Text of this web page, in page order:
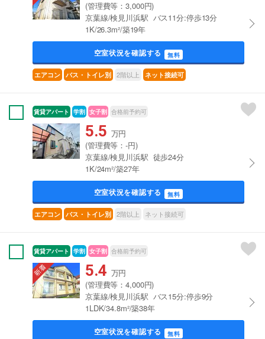
(管理費等：3,000円)
京葉線/検見川浜駅 バス11分:停歩13分
1K/26.3m²/築19年
空室状況を確認する 無料
エアコン バス・トイレ別 2階以上 ネット接続可
賃貸アパート 学割 女子割 合格前予約可
5.5 万円
(管理費等：-円)
京葉線/検見川浜駅 徒歩24分
1K/24m²/築27年
空室状況を確認する 無料
エアコン バス・トイレ別 2階以上 ネット接続可
賃貸アパート 学割 女子割 合格前予約可
5.4 万円
(管理費等：4,000円)
京葉線/検見川浜駅 バス15分:停歩9分
1LDK/34.8m²/築38年
空室状況を確認する 無料